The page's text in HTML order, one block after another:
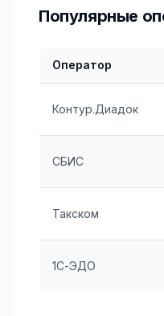
Популярные
Оператор
Контур.Диадок
СБИС
Такском
1С-ЭДО